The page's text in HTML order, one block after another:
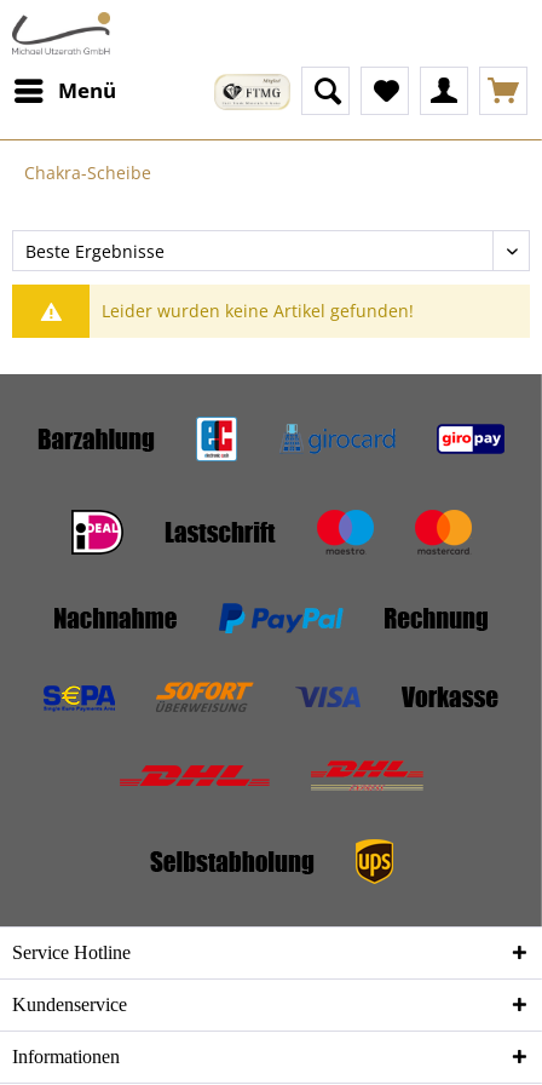
Menü
Chakra-Scheibe
Leider wurden keine Artikel gefunden!
Service Hotline
Kundenservice
Informationen